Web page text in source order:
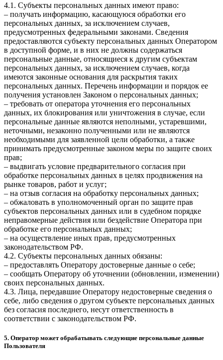
4.1. Субъекты персональных данных имеют право:
– получать информацию, касающуюся обработки его
персональных данных, за исключением случаев,
предусмотренных федеральными законами. Сведения
предоставляются субъекту персональных данных Оператором
в доступной форме, и в них не должны содержаться
персональные данные, относящиеся к другим субъектам
персональных данных, за исключением случаев, когда
имеются законные основания для раскрытия таких
персональных данных. Перечень информации и порядок ее
получения установлен Законом о персональных данных;
– требовать от оператора уточнения его персональных
данных, их блокирования или уничтожения в случае, если
персональные данные являются неполными, устаревшими,
неточными, незаконно полученными или не являются
необходимыми для заявленной цели обработки, а также
принимать предусмотренные законом меры по защите своих
прав;
– выдвигать условие предварительного согласия при
обработке персональных данных в целях продвижения на
рынке товаров, работ и услуг;
– на отзыв согласия на обработку персональных данных;
– обжаловать в уполномоченный орган по защите прав
субъектов персональных данных или в судебном порядке
неправомерные действия или бездействие Оператора при
обработке его персональных данных;
– на осуществление иных прав, предусмотренных
законодательством РФ.
4.2. Субъекты персональных данных обязаны:
– предоставлять Оператору достоверные данные о себе;
– сообщать Оператору об уточнении (обновлении, изменении)
своих персональных данных.
4.3. Лица, передавшие Оператору недостоверные сведения о
себе, либо сведения о другом субъекте персональных данных
без согласия последнего, несут ответственность в
соответствии с законодательством РФ.
5. Оператор может обрабатывать следующие персональные данные
Пользователя